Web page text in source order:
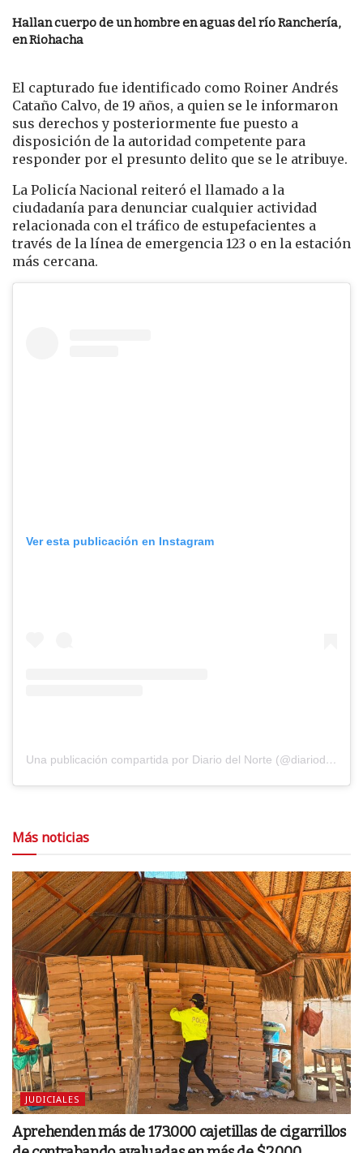
Hallan cuerpo de un hombre en aguas del río Ranchería,
en Riohacha
El capturado fue identificado como Roiner Andrés
Cataño Calvo, de 19 años, a quien se le informaron
sus derechos y posteriormente fue puesto a
disposición de la autoridad competente para
responder por el presunto delito que se le atribuye.
La Policía Nacional reiteró el llamado a la
ciudadanía para denunciar cualquier actividad
relacionada con el tráfico de estupefacientes a
través de la línea de emergencia 123 o en la estación
más cercana.
Ver esta publicación en Instagram
Una publicación compartida por Diario del Norte (@diariodelnorte)
Más noticias
JUDICIALES
Aprehenden más de 173.000 cajetillas de cigarrillos